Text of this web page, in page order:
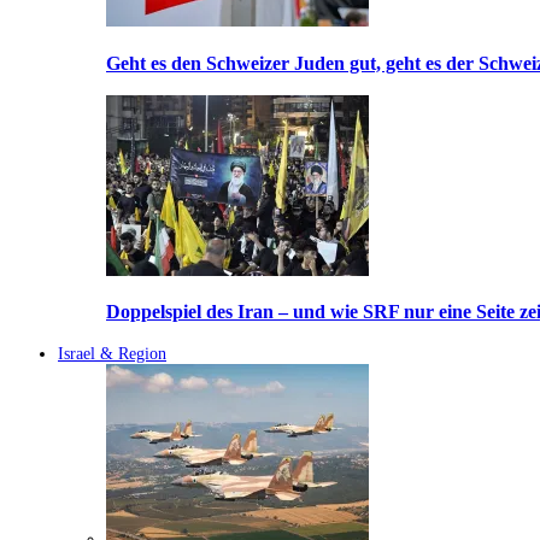
Geht es den Schweizer Juden gut, geht es der
Doppelspiel des Iran – und wie SRF nur eine Seite
Israel & Region